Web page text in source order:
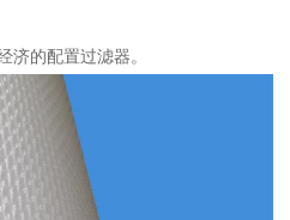
济的配置过滤器。